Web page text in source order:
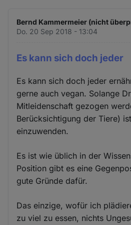
Bernd Kammermeier (nicht
Do. 20 Sep 2018 - 13:04
Es kann sich doch jeder
Es kann sich doch jeder
gerne auch vegan. Solange
Mitleidenschaft gezogen
Berücksichtigung der Tiere)
einzuwenden.
Es ist wie üblich in der
Position gibt es eine
gute Gründe dafür.
Das einzige, wofür ich
zu viel zu essen, nichts